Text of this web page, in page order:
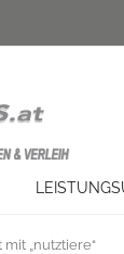
„nutztiere“